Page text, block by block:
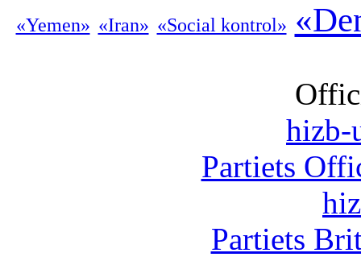
«Yemen» «Iran» «Social kontrol»
hizb-
Partiets
Partiets